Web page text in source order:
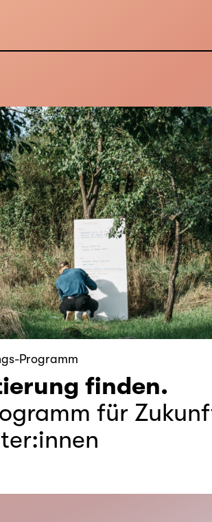
Programm
finden.
für